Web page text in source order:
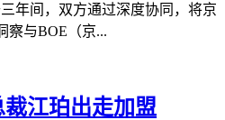
年间，双方通过深度协同，将京
察与BOE（京...
江珀出走加盟